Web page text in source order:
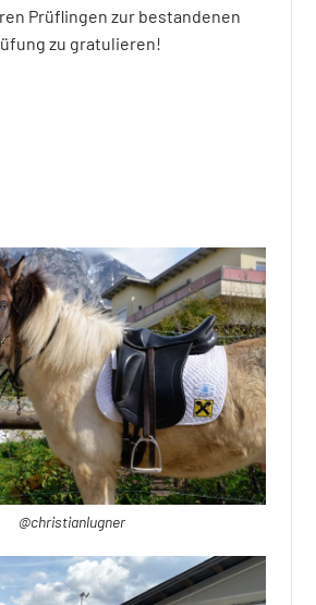
Prüflingen zur bestandenen
zu gratulieren!
@christianlugner